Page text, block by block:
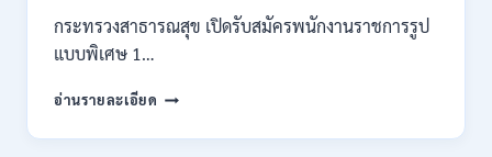
กระทรวงสาธารณสุข เปิดรับสมัครพนักงานราชการรูป
แบบพิเศษ 1…
อ่านรายละเอียด กระทรวง
เปิด